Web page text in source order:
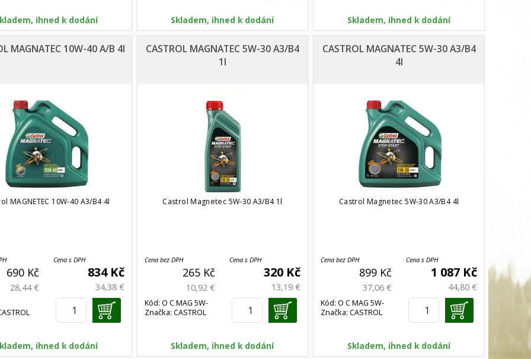
ihned k dodání Skladem, ihned k dodání Skladem, ihned k dodání
MAGNATEC 10W-40 A/B 4l
MAGNETEC 10W-40 A3/B4 4l
690 Kč
28,44 €
Cena s DPH
834 Kč
34,38 €
10W-40
ihned k dodání
CASTROL MAGNATEC 5W-30 A3/B4
1l
Castrol Magnetec 5W-30 A3/B4 1l
Cena bez DPH
265 Kč
10,92 €
Cena s DPH
320 Kč
13,19 €
Kód: O C MAG 5W-
30A3/B4 1
Značka: CASTROL
Skladem, ihned k dodání
CASTROL MAGNATEC 5W-30 A3/B4
4l
Castrol Magnetec 5W-30 A3/B4 4l
Cena bez DPH
899 Kč
37,06 €
Cena s DPH
1 087 Kč
44,80 €
Kód: O C MAG 5W-
30A3/B4 4
Značka: CASTROL
Skladem, ihned k dodání